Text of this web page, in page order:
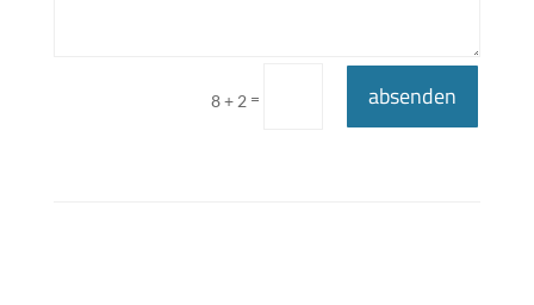
8 + 2 = absenden